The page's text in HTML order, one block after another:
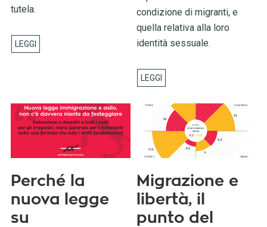
tutela.
condizione di migranti, e
quella relativa alla loro
identità sessuale.
Perché la
nuova legge
su
Migrazione e
libertà, il
punto del